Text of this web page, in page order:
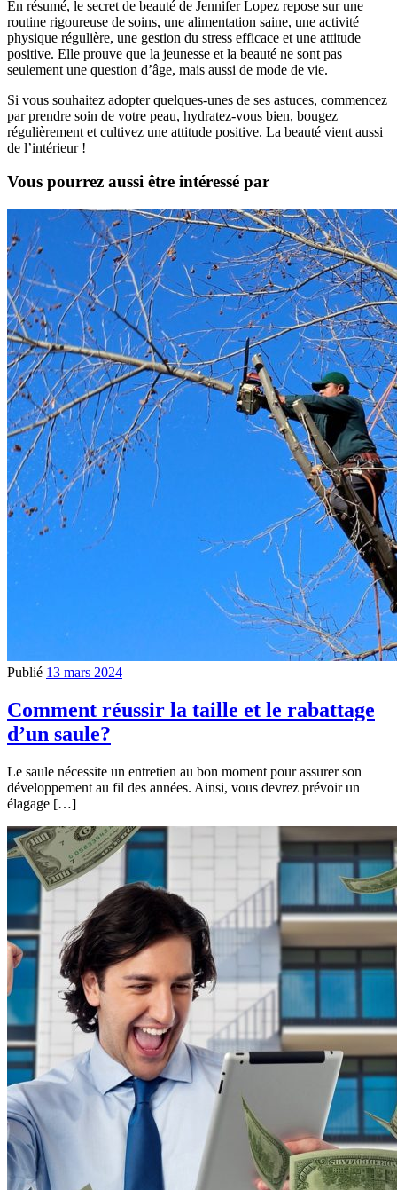
En résumé, le secret de beauté de Jennifer Lopez repose sur une
routine rigoureuse de soins, une alimentation saine, une activité
physique régulière, une gestion du stress efficace et une attitude
positive. Elle prouve que la jeunesse et la beauté ne sont pas
seulement une question d’âge, mais aussi de mode de vie.
Si vous souhaitez adopter quelques-unes de ses astuces, commencez
par prendre soin de votre peau, hydratez-vous bien, bougez
régulièrement et cultivez une attitude positive. La beauté vient aussi
de l’intérieur !
Vous pourrez aussi être intéressé par
Publié 13 mars 2024
Comment réussir la taille et le rabattage
d’un saule?
Le saule nécessite un entretien au bon moment pour assurer son
développement au fil des années. Ainsi, vous devrez prévoir un
élagage […]